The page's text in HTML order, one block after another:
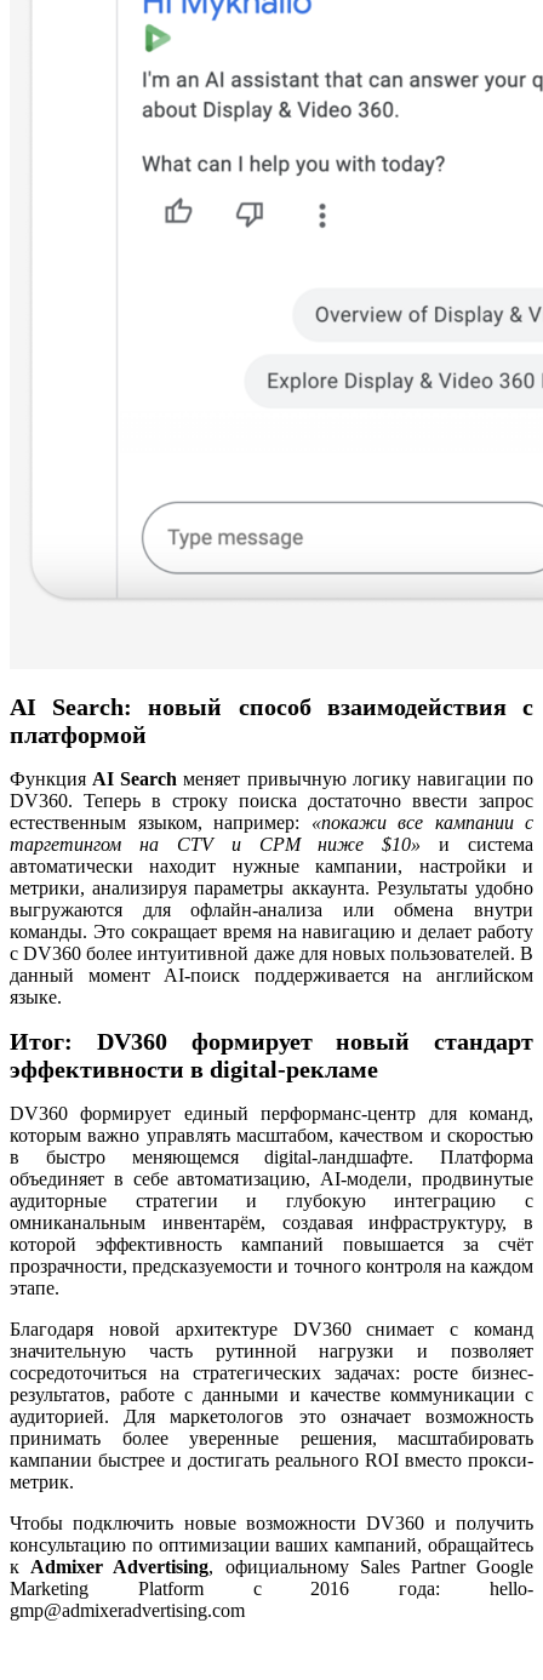
AI Search: новый способ взаимодействия с
платформой
Функция AI Search меняет привычную логику навигации по
DV360. Теперь в строку поиска достаточно ввести запрос
естественным языком, например: «покажи все кампании с
таргетингом на CTV и CPM ниже $10» и система
автоматически находит нужные кампании, настройки и
метрики, анализируя параметры аккаунта. Результаты удобно
выгружаются для офлайн-анализа или обмена внутри
команды. Это сокращает время на навигацию и делает работу
сDV360более интуитивной даже для новых пользователей. В
данный момент AI-поиск поддерживается на английском
языке.
Итог: DV360 формирует новый стандарт
эффективности в digital-рекламе
DV360 формирует единыйперформанс-центр для команд,
которым важно управлять масштабом, качеством и скоростью
в быстро меняющемся digital-ландшафте. Платформа
объединяет в себе автоматизацию, AI-модели, продвинутые
аудиторные стратегии и глубокую интеграцию с
омниканальным инвентарём, создавая инфраструктуру, в
которой эффективность кампаний повышается за счёт
прозрачности, предсказуемости и точного контроля на каждом
этапе.
Благодаря новой архитектуре DV360 снимает с команд
значительную часть рутинной нагрузки и позволяет
сосредоточиться на стратегических задачах: росте бизнес-
результатов, работе с данными и качестве коммуникации с
аудиторией. Для маркетологов это означает возможность
принимать более уверенные решения, масштабировать
кампании быстрее и достигать реального ROI вместо прокси-
метрик.
Чтобы подключить новые возможности DV360 и получить
консультацию по оптимизации ваших кампаний, обращайтесь
к Admixer Advertising, официальному Sales Partner Google
Marketing Platform с 2016 года: hello-
gmp@admixeradvertising.com